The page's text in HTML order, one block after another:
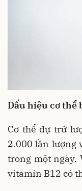
Dấu hiệu cơ
Cơ thể dự trữ
2.000 lần lượng
trong một ngày.
vitamin B12 có